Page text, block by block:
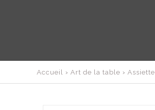
Accueil › Art de la table ›